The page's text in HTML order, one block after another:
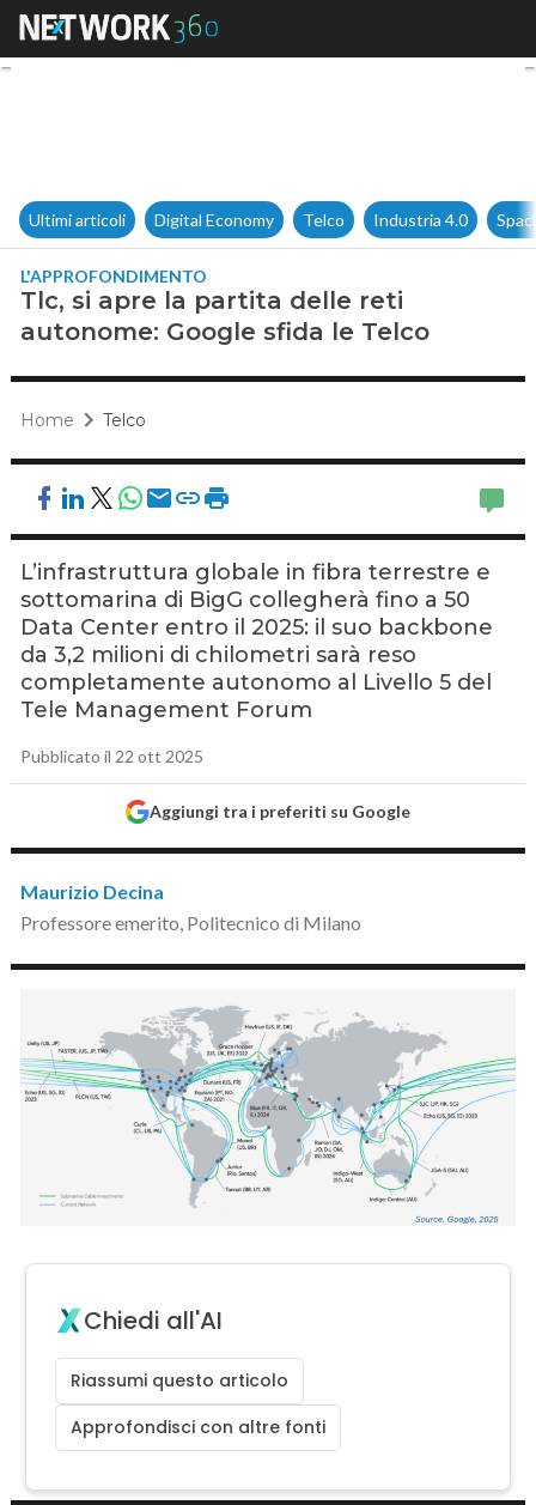
Tlc, si apre la partita delle
Ultimi articoli Digital Economy Telco Industria 4.0
L'APPROFONDIMENTO
Tlc, si apre la partita delle reti
autonome: Google sfida le Telco
Home Telco
L’infrastruttura globale in fibra terrestre e
sottomarina di BigG collegherà fino a 50
Data Center entro il 2025: il suo backbone
da 3,2 milioni di chilometri sarà reso
completamente autonomo al Livello 5 del
Tele Management Forum
Pubblicato il 22 ott 2025
Aggiungi tra i preferiti su Google
Maurizio Decina
Professore emerito, Politecnico di Milano
Chiedi all'AI
Riassumi questo articolo
Approfondisci con altre fonti